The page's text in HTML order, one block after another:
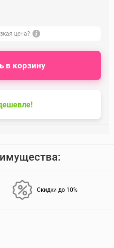
цена?
в корзину
Скидки до 10%